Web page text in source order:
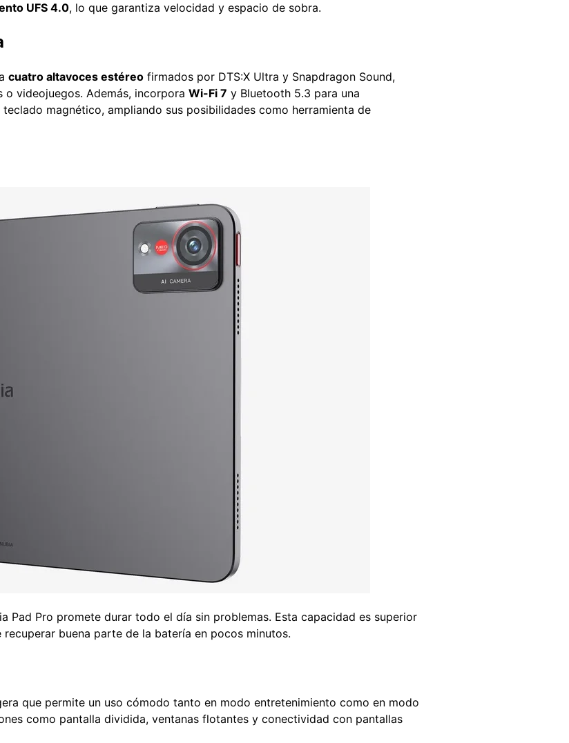
UFS 4.0, lo que garantiza velocidad y espacio de sobra.
cuatro altavoces estéreo firmados por DTS:X Ultra y Snapdragon Sound,
videojuegos. Además, incorpora Wi-Fi 7 y Bluetooth 5.3 para una
magnético, ampliando sus posibilidades como herramienta de
Pad Pro promete durar todo el día sin problemas. Esta capacidad es superior
buena parte de la batería en pocos minutos.
que permite un uso cómodo tanto en modo entretenimiento como en modo
como pantalla dividida, ventanas flotantes y conectividad con pantallas